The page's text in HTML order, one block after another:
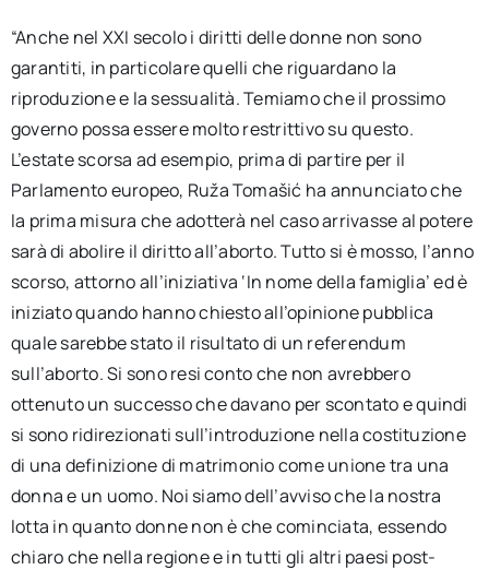
“Anche nel XXI secolo i diritti delle donne non sono
garantiti, in particolare quelli che riguardano la
riproduzione e la sessualità. Temiamo che il prossimo
governo possa essere molto restrittivo su questo.
L’estate scorsa ad esempio, prima di partire per il
Parlamento europeo, Ruža Tomašić ha annunciato che
la prima misura che adotterà nel caso arrivasse al potere
sarà di abolire il diritto all’aborto. Tutto si è mosso, l’anno
scorso, attorno all’iniziativa ‘In nome della famiglia’ ed è
iniziato quando hanno chiesto all’opinione pubblica
quale sarebbe stato il risultato di un referendum
sull’aborto. Si sono resi conto che non avrebbero
ottenuto un successo che davano per scontato e quindi
si sono ridirezionati sull’introduzione nella costituzione
di una definizione di matrimonio come unione tra una
donna e un uomo. Noi siamo dell’avviso che la nostra
lotta in quanto donne non è che cominciata, essendo
chiaro che nella regione e in tutti gli altri paesi post-